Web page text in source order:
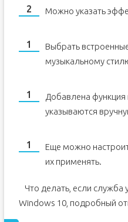
Можно указать
Выбрать
музыкальному
Добавлена
указываются
Еще можно
их применять.
Что делать, если служба
Windows 10, подробный